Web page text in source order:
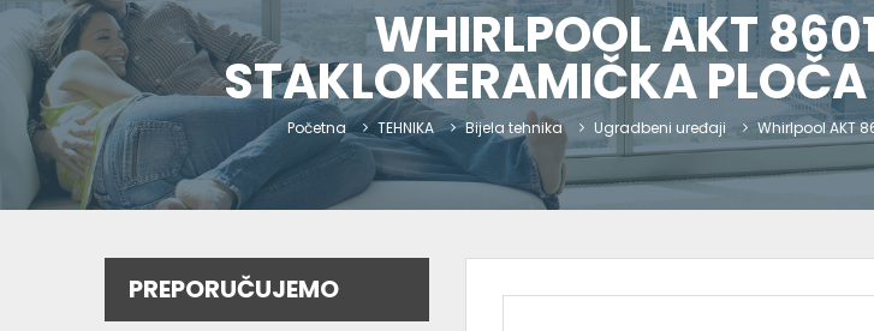
WHIRLPOOL AKT
STAKLOKERAMIČKA
Početna TEHNIKA Bijela tehnika Ugradbeni uređaji Whirlpool AKT
PREPORUČUJEMO